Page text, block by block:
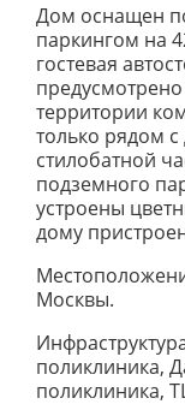
Дом оснащен
паркингом на
гостевая
территории
только рядом
стилобатной
подземного
устроены
дому
Москвы.
поликлиника,
поликлиника,